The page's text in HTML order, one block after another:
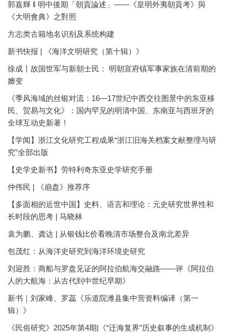
郭嘉輝 ‖ 明中後期「朝貢論述」——《皇明外夷朝貢考》與
《大明會典》之對照
方志类古籍地名识别及系统构建
新书快报 | 《海洋文明研究（第十辑）》
徐成丨故国世军与新朝士民： 明朝宣府镇军事家族在清前期的
嬗变
《季风海域的丝银对流：16—17世纪中西交往图景中的东亚移
民、贸易与文化》：国内罕见的明清中国、东南亚与西班牙的
全球互动史新著！
【学闻】浙江文化研究工程成果“浙江旧海关档案文献整理与研
究”全部出版
【史学史新书】劳特利奇东亚史学研究手册
仲伟民 | 《崩盘》推荐序
【多面相的近世中国】史料、语言和理论：元史研究世界性和
长时段的思考 | 马晓林
袁为鹏、龚达 | 从银钱比价看晚清市场整合及南北差异
包茂红：从海洋史研究到海洋环境史研究
刘迎胜：商船与罗盘见证的阿拉伯航海交融路——评《阿拉伯
人的大航海：从古代到中世纪早期》
新书｜刘家峰、罗蕊《乐道院潍县集中营资料编译（第一
辑）》
《民俗研究》2025年第4期|《“迁海复界”历史叙事的生成机制》